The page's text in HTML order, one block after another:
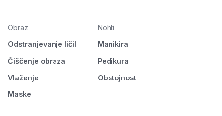
Obraz
Odstranjevanje ličil
Čiščenje obraza
Vlaženje
Maske
Nohti
Manikira
Pedikura
Obstojnost